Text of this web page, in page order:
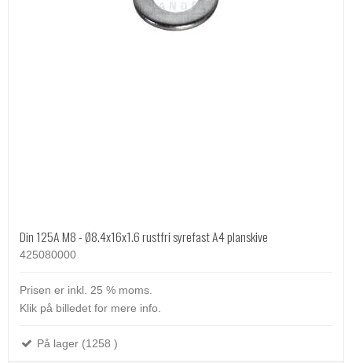
Din 125A M8 - Ø8.4x16x1.6 rustfri syrefast A4 planskive
425080000
Prisen er inkl. 25 % moms.
Klik på billedet for mere info.
På lager (1258 )